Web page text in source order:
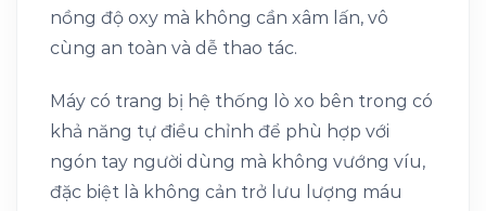
nồng độ oxy mà không cần xâm lấn, vô
cùng an toàn và dễ thao tác.
Máy có trang bị hệ thống lò xo bên trong có
khả năng tự điều chỉnh để phù hợp với
ngón tay người dùng mà không vướng víu,
đặc biệt là không cản trở lưu lượng máu